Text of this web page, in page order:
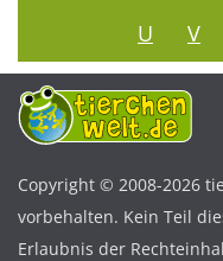
U
V
Copyright © 2008-2026
vorbehalten. Kein Teil
Erlaubnis der